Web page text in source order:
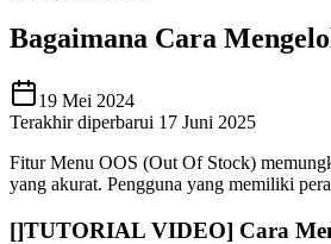
Bagaimana Cara
19 Mei 2024
Terakhir diperbarui 17 Juni 2025
Fitur Menu OOS (Out Of Stock)
yang akurat. Pengguna yang memiliki
[]TUTORIAL VIDEO] Cara